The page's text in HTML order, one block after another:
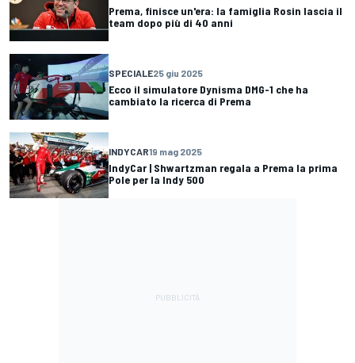
Prema, finisce un'era: la famiglia Rosin lascia il
team dopo più di 40 anni
SPECIALE25 giu 2025
Ecco il simulatore Dynisma DMG-1 che ha
cambiato la ricerca di Prema
INDYCAR19 mag 2025
IndyCar | Shwartzman regala a Prema la prima
Pole per la Indy 500